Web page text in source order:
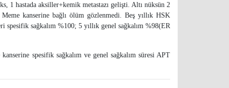
1 hastada aksiller+kemik metastazı gelişti. Altı nüksün 2
kanserine bağlı ölüm gözlenmedi. Beş yıllık HSK
sağkalım %100; 5 yıllık genel sağkalım %98(ER
spesifik sağkalım ve genel sağkalım süresi APT